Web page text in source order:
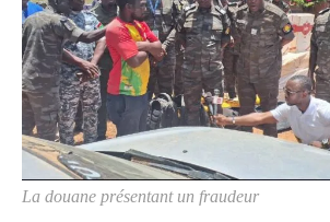
La douane présentant un fraudeur